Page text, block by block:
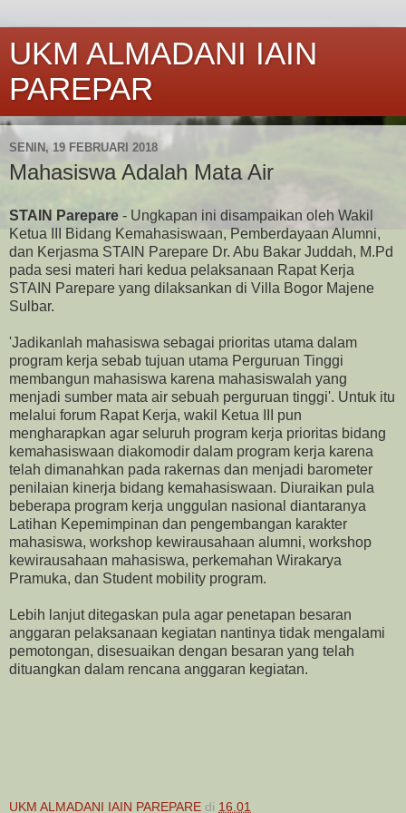
UKM ALMADANI IAIN
PAREPAR
SENIN, 19 FEBRUARI 2018
Mahasiswa Adalah Mata Air
STAIN Parepare - Ungkapan ini disampaikan oleh Wakil
Ketua III Bidang Kemahasiswaan, Pemberdayaan Alumni,
dan Kerjasma STAIN Parepare Dr. Abu Bakar Juddah, M.Pd
pada sesi materi hari kedua pelaksanaan Rapat Kerja
STAIN Parepare yang dilaksankan di Villa Bogor Majene
Sulbar.
'Jadikanlah mahasiswa sebagai prioritas utama dalam
program kerja sebab tujuan utama Perguruan Tinggi
membangun mahasiswa karena mahasiswalah yang
menjadi sumber mata air sebuah perguruan tinggi'. Untuk itu
melalui forum Rapat Kerja, wakil Ketua III pun
mengharapkan agar seluruh program kerja prioritas bidang
kemahasiswaan diakomodir dalam program kerja karena
telah dimanahkan pada rakernas dan menjadi barometer
penilaian kinerja bidang kemahasiswaan. Diuraikan pula
beberapa program kerja unggulan nasional diantaranya
Latihan Kepemimpinan dan pengembangan karakter
mahasiswa, workshop kewirausahaan alumni, workshop
kewirausahaan mahasiswa, perkemahan Wirakarya
Pramuka, dan Student mobility program.
Lebih lanjut ditegaskan pula agar penetapan besaran
anggaran pelaksanaan kegiatan nantinya tidak mengalami
pemotongan, disesuaikan dengan besaran yang telah
dituangkan dalam rencana anggaran kegiatan.
UKM ALMADANI IAIN PAREPARE di 16.01